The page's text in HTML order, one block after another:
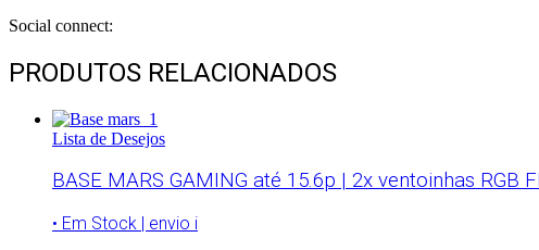
Social connect:
PRODUTOS RELACIONADOS
Lista de Desejos
BASE MARS GAMING até 15.6p | 2x ventoinhas RGB
• Em Stock | envio i